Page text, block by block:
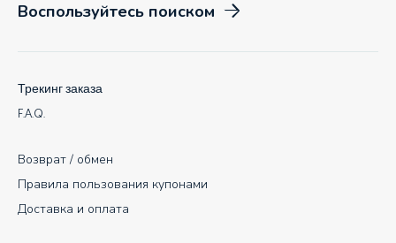
Воспользуйтесь поиском
Возврат / обмен
Правила пользования купонами
Доставка и оплата
Трекинг заказа
F.A.Q.